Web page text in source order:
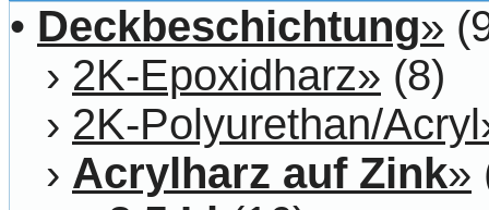
• Deckbeschichtung»
› 2K-Epoxidharz» (8)
› 2K-Polyurethan/
› Acrylharz auf Zink»